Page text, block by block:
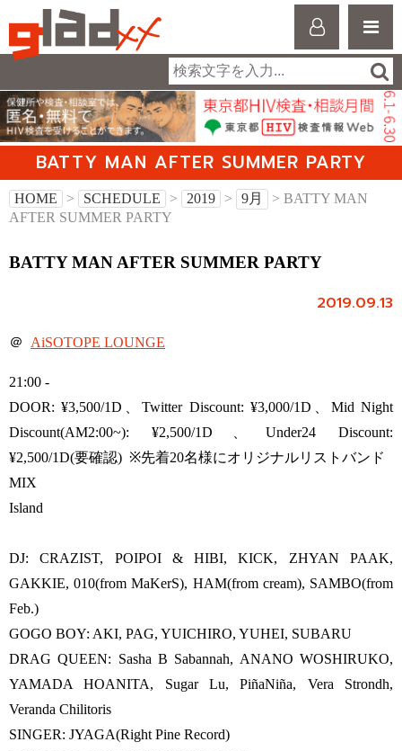
BATTY MAN AFTER SUMMER PARTY
HOME > SCHEDULE > 2019 > 9月
> BATTY MAN
AFTER SUMMER PARTY
BATTY MAN AFTER SUMMER PARTY
2019.09.13
＠ AiSOTOPE LOUNGE
21:00 -
DOOR: ¥3,500/1D、Twitter Discount: ¥3,000/1D、Mid Night
Discount(AM2:00~): ¥2,500/1D、Under24 Discount:
¥2,500/1D(要確認) ※先着20名様にオリジナルリストバンド
MIX
Island
DJ: CRAZIST, POIPOI & HIBI, KICK, ZHYAN PAAK,
GAKKIE, 010(from MaKerS), HAM(from cream), SAMBO(from
Feb.)
GOGO BOY: AKI, PAG, YUICHIRO, YUHEI, SUBARU
DRAG QUEEN: Sasha B Sabannah, ANANO WOSHIRUKO,
YAMADA HOANITA, Sugar Lu, PiñaNiña, Vera Strondh,
Veranda Chilitoris
SINGER: JYAGA(Right Pine Record)